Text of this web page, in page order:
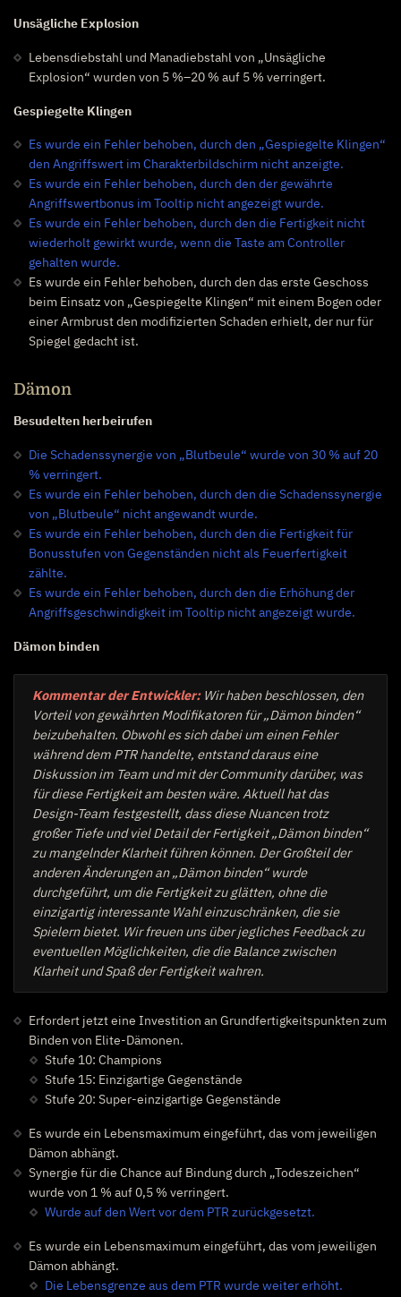
Unsägliche Explosion
Lebensdiebstahl und Manadiebstahl von „Unsägliche
Explosion“ wurden von 5 %–20 % auf 5 % verringert.
Gespiegelte Klingen
Es wurde ein Fehler behoben, durch den „Gespiegelte Klingen“
den Angriffswert im Charakterbildschirm nicht anzeigte.
Es wurde ein Fehler behoben, durch den der gewährte
Angriffswertbonus im Tooltip nicht angezeigt wurde.
Es wurde ein Fehler behoben, durch den die Fertigkeit nicht
wiederholt gewirkt wurde, wenn die Taste am Controller
gehalten wurde.
Es wurde ein Fehler behoben, durch den das erste Geschoss
beim Einsatz von „Gespiegelte Klingen“ mit einem Bogen oder
einer Armbrust den modifizierten Schaden erhielt, der nur für
Spiegel gedacht ist.
Dämon
Besudelten herbeirufen
Die Schadenssynergie von „Blutbeule“ wurde von 30 % auf 20
% verringert.
Es wurde ein Fehler behoben, durch den die Schadenssynergie
von „Blutbeule“ nicht angewandt wurde.
Es wurde ein Fehler behoben, durch den die Fertigkeit für
Bonusstufen von Gegenständen nicht als Feuerfertigkeit
zählte.
Es wurde ein Fehler behoben, durch den die Erhöhung der
Angriffsgeschwindigkeit im Tooltip nicht angezeigt wurde.
Dämon binden
Kommentar der Entwickler: Wir haben beschlossen, den
Vorteil von gewährten Modifikatoren für „Dämon binden“
beizubehalten. Obwohl es sich dabei um einen Fehler
während dem PTR handelte, entstand daraus eine
Diskussion im Team und mit der Community darüber, was
für diese Fertigkeit am besten wäre. Aktuell hat das
Design-Team festgestellt, dass diese Nuancen trotz
großer Tiefe und viel Detail der Fertigkeit „Dämon binden“
zu mangelnder Klarheit führen können. Der Großteil der
anderen Änderungen an „Dämon binden“ wurde
durchgeführt, um die Fertigkeit zu glätten, ohne die
einzigartig interessante Wahl einzuschränken, die sie
Spielern bietet. Wir freuen uns über jegliches Feedback zu
eventuellen Möglichkeiten, die die Balance zwischen
Klarheit und Spaß der Fertigkeit wahren.
Erfordert jetzt eine Investition an Grundfertigkeitspunkten zum
Binden von Elite-Dämonen.
Stufe 10: Champions
Stufe 15: Einzigartige Gegenstände
Stufe 20: Super-einzigartige Gegenstände
Es wurde ein Lebensmaximum eingeführt, das vom jeweiligen
Dämon abhängt.
Synergie für die Chance auf Bindung durch „Todeszeichen“
wurde von 1 % auf 0,5 % verringert.
Wurde auf den Wert vor dem PTR zurückgesetzt.
Es wurde ein Lebensmaximum eingeführt, das vom jeweiligen
Dämon abhängt.
Die Lebensgrenze aus dem PTR wurde weiter erhöht.